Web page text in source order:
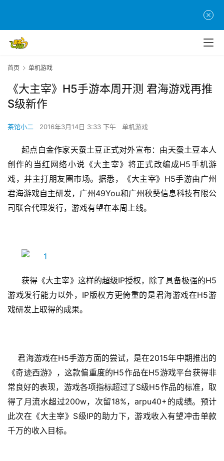
首
游
茶
首页 单机游戏
《大主宰》H5手游本周开测 君海游戏再推
S级新作
茶馆小二 2016年3月14日 3:33 下午 单机游戏
起点白金作家天蚕土豆正式对外宣布：由天蚕土豆本人
创作的当红网络小说《大主宰》将正式改编成H5手机游
戏，并主打朋友圈市场。据悉，《大主宰》 H5手游由广州
君海游戏自主研发，广州 49You和广州秋葵信息科技有限公
司联合代理发行，游戏有望在本周上线。
获得《大主宰》这样的超级IP授权，除了具备极强的H5
游戏发行能力以外， IP版权方更倚重的是君海游戏在H5游
戏研发上取得的成果。
君海游戏在H5手游方面的尝试，是在2015年中期推出的
《奇迹西游》，这款偏重度的H5作品在H5游戏平台获得非
常良好的表现，游戏各项指标超过了S级H5作品的标准，取
得了月流水超过200w，次留18%，arpu40+ 的成绩。预计
此次在《大主宰》 S级IP的助力下，游戏收入有望冲击单款
千万的收入目标。